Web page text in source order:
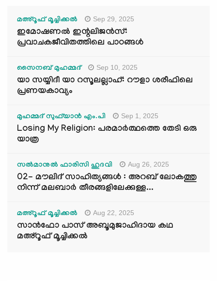
മഅ്റൂഫ് മൂച്ചിക്കല്‍ Sep 29, 2025
ഇമോഷണൽ ഇന്റലിജൻസ്:
പ്രവാചകജീവിതത്തിലെ പാഠങ്ങൾ
സൈനബ് മുഹമ്മദ് Sep 10, 2025
യാ സയ്യിദീ യാ റസൂലല്ലാഹ്: റൗളാ ശരീഫിലെ
പ്രണയകാവ്യം
മുഹമ്മദ് സുഫ്‌യാൻ എം.പി Sep 1, 2025
Losing My Religion: പരമാർത്ഥത്തെ തേടി ഒരു
യാത്ര
സൽമാനുൽ ഫാരിസി ഹുദവി Aug 26, 2025
02- മൗലിദ് സാഹിത്യങ്ങൾ : അറബ് ലോകത്തു
നിന്ന് മലബാർ തീരങ്ങളിലേക്കുള്ള...
മഅ്റൂഫ് മൂച്ചിക്കല്‍ Aug 22, 2025
സാൻഫോ പാസ് അബൂമുജാഹിദായ കഥ
മഅ്റൂഫ് മൂച്ചിക്കല്‍